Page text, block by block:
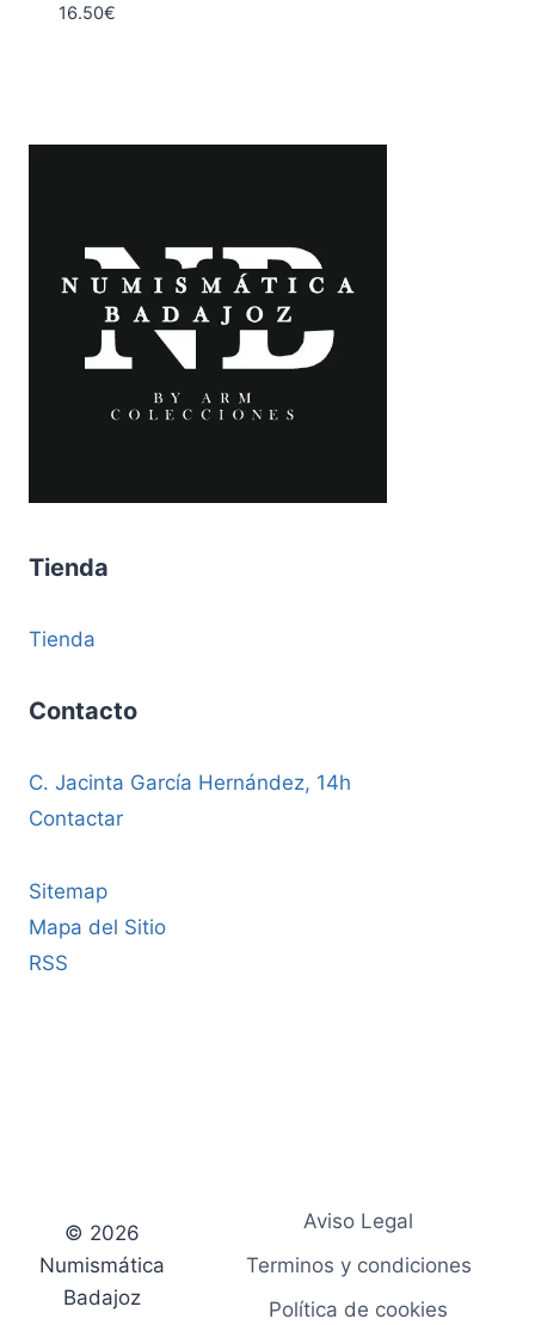
16.50€
Tienda
Tienda
Contacto
C. Jacinta García Hernández, 14h
Contactar
Sitemap
Mapa del Sitio
RSS
© 2026
Numismática
Badajoz
Aviso Legal
Terminos y condiciones
Política de cookies